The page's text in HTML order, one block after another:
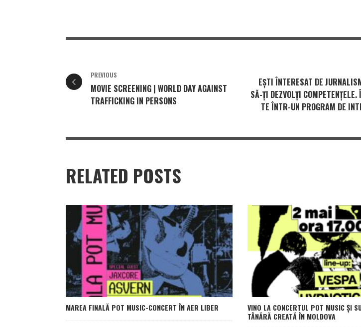
PREVIOUS
MOVIE SCREENING | WORLD DAY AGAINST
TRAFFICKING IN PERSONS
EȘTI ÎNTERESAT DE
SĂ-ȚI DEZVOLȚI
TE ÎNTR-UN PROGRAM DE
RELATED POSTS
MAREA FINALĂ POT MUSIC-CONCERT ÎN AER LIBER
VINO LA CONCERTUL POT MUSIC ȘI
TÂNĂRĂ CREATĂ ÎN MOLDOVA